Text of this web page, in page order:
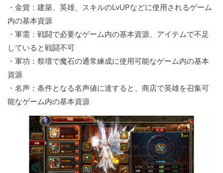
・金貨：建築、英雄、スキルのLvUPなどに使用されるゲーム
内の基本資源
・軍需：戦闘で必要なゲーム内の基本資源、アイテムで不足
していると戦闘不可
・軍功：祭壇で魔石の通常練成に使用可能なゲーム内の基本
資源
・名声：条件となる名声値に達すると、商店で英雄を召集可
能なゲーム内の基本資源